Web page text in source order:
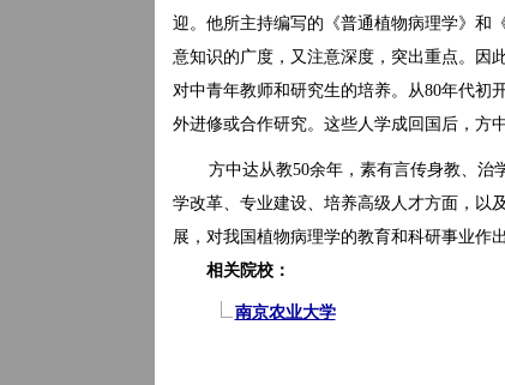
迎。他所主持编写的《普通植物病理学》和
意知识的广度，又注意深度，突出重点。因
对中青年教师和研究生的培养。从80年代初
外进修或合作研究。这些人学成回国后，方
方中达从教50余年，素有言传身教、治
学改革、专业建设、培养高级人才方面，以
展，对我国植物病理学的教育和科研事业作
相关院校：
南京农业大学